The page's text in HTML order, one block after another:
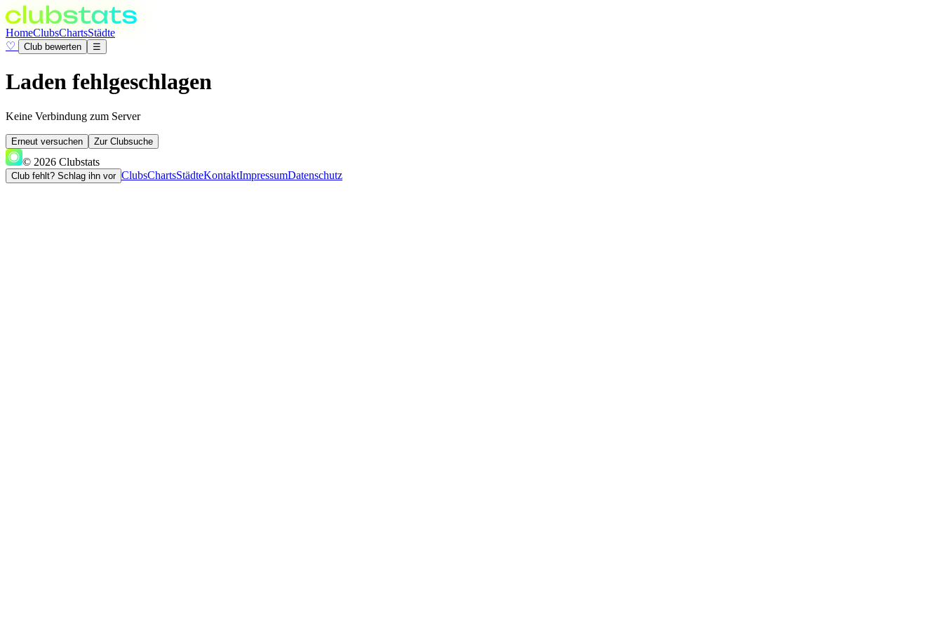
HomeClubsChartsStädte
♡
Club bewerten ☰
Laden fehlgeschlagen
Keine Verbindung zum Server
Erneut versuchen Zur Clubsuche
© 2026 Clubstats
Club fehlt? Schlag ihn vor ClubsChartsStädteKontaktImpressumDatenschutz